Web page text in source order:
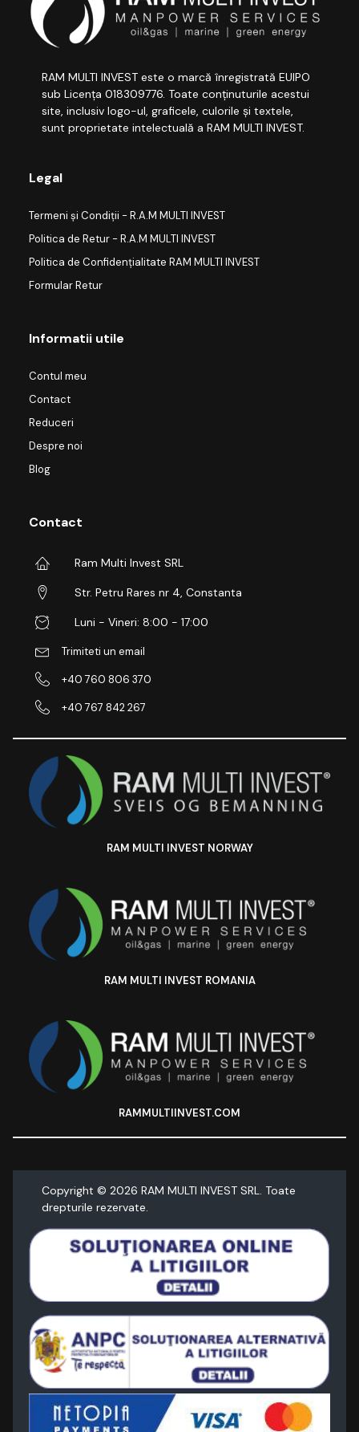
RAM MULTI INVEST este o marcă înregistrată EUIPO
sub Licența 018309776. Toate conținuturile acestui
site, inclusiv logo-ul, graficele, culorile și textele,
sunt proprietate intelectuală a RAM MULTI INVEST.
Legal
Termeni și Condiții - R.A.M MULTI INVEST
Politica de Retur - R.A.M MULTI INVEST
Politica de Confidențialitate RAM MULTI INVEST
Formular Retur
Informatii utile
Contul meu
Contact
Reduceri
Despre noi
Blog
Contact
Ram Multi Invest SRL
Str. Petru Rares nr 4, Constanta
Luni - Vineri: 8:00 - 17:00
Trimiteti un email
+40 760 806 370
+40 767 842 267
RAM MULTI INVEST NORWAY
RAM MULTI INVEST ROMANIA
RAMMULTIINVEST.COM
Copyright © 2026 RAM MULTI INVEST SRL. Toate
drepturile rezervate.